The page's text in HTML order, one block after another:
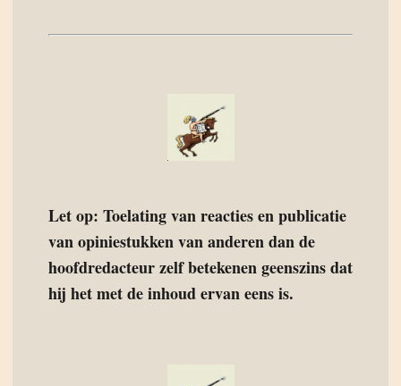
Let op: Toelating van reacties en publicatie
van opiniestukken van anderen dan de
hoofdredacteur zelf betekenen geenszins dat
hij het met de inhoud ervan eens is.